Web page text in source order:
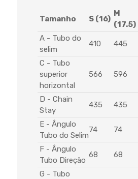
Tamanho S (16)
M
(17.5)
A - Tubo do
selim
410 445
C - Tubo
superior
horizontal
566 596
D - Chain
Stay
435 435
E - Ângulo
Tubo do Selim
74 74
F - Ângulo
Tubo Direção
68 68
G - Tubo